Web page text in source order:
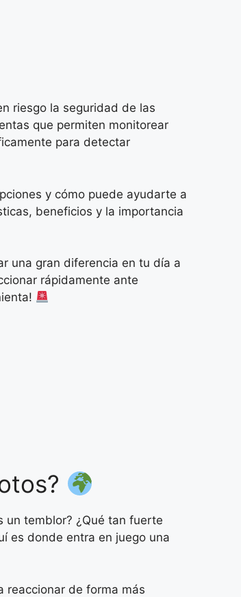
riesgo la seguridad de las
que permiten monitorear
para detectar
y cómo puede ayudarte a
beneficios y la importancia
una gran diferencia en tu día a
rápidamente ante
un temblor? ¿Qué tan fuerte
es donde entra en juego una
reaccionar de forma más